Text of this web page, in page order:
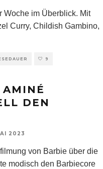
Woche im Überblick. Mit
Curry, Childish Gambino,
9
AMINÉ
DEN
2023
von Barbie über die
modisch den Barbiecore